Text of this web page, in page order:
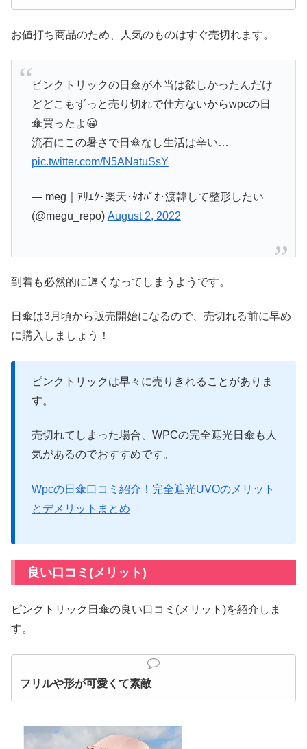
お値打ち商品のため、人気のものはすぐ売切れます。
ピンクトリックの日傘が本当は欲しかったんだけ
どどこもずっと売り切れで仕方ないからwpcの日
傘買ったよ😀
流石にこの暑さで日傘なし生活は辛い…
pic.twitter.com/N5ANatuSsY
— meg｜ｱﾘｴｸ･楽天･ﾀｵﾊﾞｵ･渡韓して整形したい
(@megu_repo) August 2, 2022
到着も必然的に遅くなってしまうようです。
日傘は3月頃から販売開始になるので、売切れる前に早め
に購入しましょう！
ピンクトリックは早々に売りきれることがありま
す。
売切れてしまった場合、WPCの完全遮光日傘も人
気があるのでおすすめです。
Wpcの日傘口コミ紹介！完全遮光UVOのメリット
とデメリットまとめ
良い口コミ(メリット)
ピンクトリック日傘の良い口コミ(メリット)を紹介しま
す。
フリルや形が可愛くて素敵